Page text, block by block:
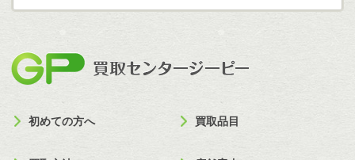
初めての方へ 買取品目